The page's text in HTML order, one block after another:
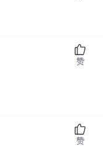
赞
赞